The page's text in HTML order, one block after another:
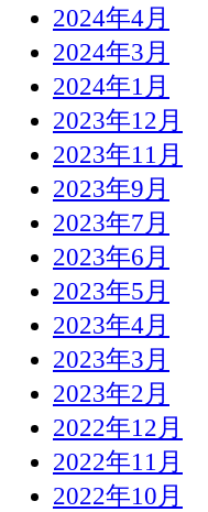
2024年4月
2024年3月
2024年1月
2023年12月
2023年11月
2023年9月
2023年7月
2023年6月
2023年5月
2023年4月
2023年3月
2023年2月
2022年12月
2022年11月
2022年10月